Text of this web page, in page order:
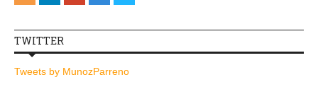
TWITTER
Tweets by MunozParreno